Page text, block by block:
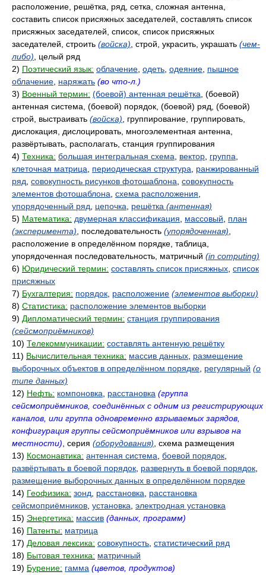
расположение, решётка, ряд, сетка, сложная антенна,
составить список присяжных заседателей, составлять список
присяжных заседателей, список, список присяжных
заседателей, строить (войска) , строй, украсить, украшать (чем-
либо) , целый ряд
2) Поэтический язык: облачение одеть одеяние пышное
облачение наряжать (во что-л.)
3) Военный термин: (боевой) антенная решётка , (боевой)
антенная система, (боевой) порядок, (боевой) ряд, (боевой)
строй, выстраивать (войска) , группирование, группировать,
дислокация, дислоцировать, многоэлементная антенна,
развёртывать, располагать, станция группирования
4) Техника: большая интегральная схема вектор группа
клеточная матрица
периодическая структура
ранжированный
ряд совокупность рисунков фотошаблона совокупность
элементов фотошаблона схема расположения
упорядоченный ряд
цепочка решётка (антенная)
5) Математика: двумерная классификация массовый
план
(эксперимента) , последовательность (упорядоченная)
расположение в определённом порядке, таблица,
упорядоченная последовательность, матричный (in computing)
6) Юридический термин: составлять список присяжных список
присяжных
7) Бухгалтерия: порядок расположение (элементов выборки)
8) Статистика: расположение элементов выборки
9) Дипломатический термин: станция группирования
(сейсмоприёмников)
10) Телекоммуникации: составлять антенную решётку
11) Вычислительная техника: массив данных размещение
выборочных объектов в определённом порядке регулярный (о
типе данных)
12) Нефть: компоновка расстановка (группа
сейсмоприёмников, соединённых с одним из регистрирующих
каналов, или группа одновременно взрываемых зарядов,
конфигурация группы сейсмоприёмников или взрывов на
местности) , серия (оборудования) , схема размещения
13) Космонавтика: антенная система боевой порядок
развёртывать в боевой порядок развернуть в боевой порядок
размещение выборочных данных в определённом порядке
14) Геофизика: зонд расстановка
расстановка
сейсмоприёмников установка электродная установка
15) Энергетика: массив (данных, программ)
16) Патенты: матрица
17) Деловая лексика: совокупность статистический ряд
18) Бытовая техника: матричный
19) Бурение: гамма (цветов, продуктов)